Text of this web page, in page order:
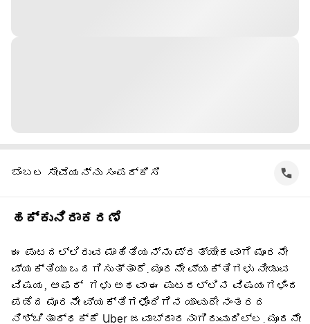
ಬೆಂಬಲ ಸೇವೆಯನ್ನು ಸಂಪರ್ಕಿಸಿ
ಹಕ್ಕುನಿರಾಕರಣೆ
ಈ ಪುಟದಲ್ಲಿರುವ ಮಾಹಿತಿಯನ್ನು ಪ್ರತ್ಯೇಕವಾಗಿ ಮೂರನೇ
ವ್ಯಕ್ತಿಯು ಒದಗಿಸುತ್ತಾರೆ. ಮೂರನೇ ವ್ಯಕ್ತಿಗಳು ನೀಡುವ
ವಿಷಯ, ಆಫರ್ ‌ ಗಳು ಅಥವಾ ಈ ಪುಟದಲ್ಲಿನ ವಿಷಯಗಳಿಂದ
ಪಡೆದ ಮೂರನೇ ವ್ಯಕ್ತಿಗಳೊಂದಿಗಿನ ಯಾವುದೇ ನಂತರದ
ನಿಶ್ಚಿತಾರ್ಥಕ್ಕೆ Uber ಜವಾಬ್ದಾರನಾಗಿರುವುದಿಲ್ಲ. ಮೂರನೇ